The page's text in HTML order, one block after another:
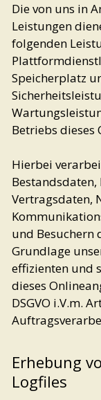
Die von uns in
Leistungen
folgenden
Speicherplatz
Betriebs dieses
Hierbei
Vertragsdaten,
und Besuchern
Grundlage
effizienten und
dieses
DSGVO i.V.m.
Erhebung
Logfiles